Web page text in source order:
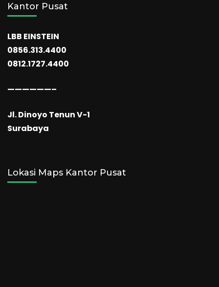
Kantor Pusat
LBB EINSTEIN
0856.313.4400
0812.1727.4400
——————–
Jl. Dinoyo Tenun V-1
Surabaya
Lokasi Maps Kantor Pusat